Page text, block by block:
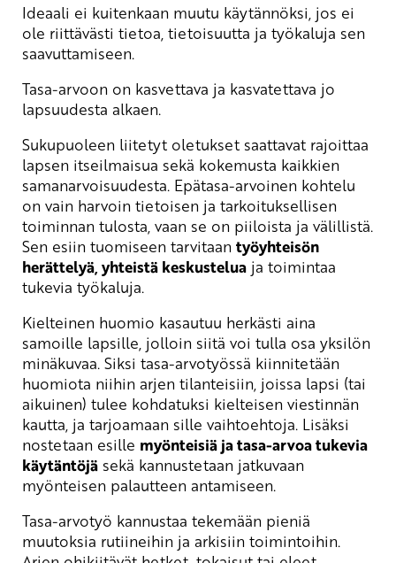
Ideaali ei kuitenkaan muutu käytännöksi, jos ei
ole riittävästi tietoa, tietoisuutta ja työkaluja sen
saavuttamiseen.
Tasa-arvoon on kasvettava ja kasvatettava jo
lapsuudesta alkaen.
Sukupuoleen liitetyt oletukset saattavat rajoittaa
lapsen itseilmaisua sekä kokemusta kaikkien
samanarvoisuudesta. Epätasa-arvoinen kohtelu
on vain harvoin tietoisen ja tarkoituksellisen
toiminnan tulosta, vaan se on piiloista ja välillistä.
Sen esiin tuomiseen tarvitaan työyhteisön
herättelyä, yhteistä keskustelua ja toimintaa
tukevia työkaluja.
Kielteinen huomio kasautuu herkästi aina
samoille lapsille, jolloin siitä voi tulla osa yksilön
minäkuvaa. Siksi tasa-arvotyössä kiinnitetään
huomiota niihin arjen tilanteisiin, joissa lapsi (tai
aikuinen) tulee kohdatuksi kielteisen viestinnän
kautta, ja tarjoamaan sille vaihtoehtoja. Lisäksi
nostetaan esille myönteisiä ja tasa-arvoa tukevia
käytäntöjä sekä kannustetaan jatkuvaan
myönteisen palautteen antamiseen.
Tasa-arvotyö kannustaa tekemään pieniä
muutoksia rutiineihin ja arkisiin toimintoihin.